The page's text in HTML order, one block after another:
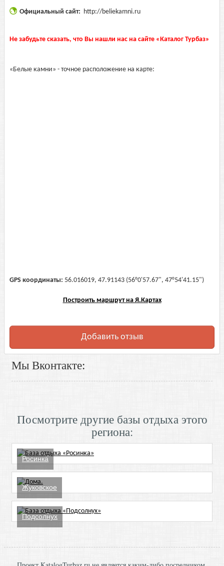
Официальный сайт: http://beliekamni.ru
Не забудьте сказать, что Вы нашли нас на сайте «Каталог Турбаз»
«Белые камни» - точное расположение на карте:
GPS координаты: 56.016019, 47.91143 (56°0'57.67", 47°54'41.15")
Построить маршрут на Я.Картах
Добавить отзыв
Мы Вконтакте:
Посмотрите другие базы отдыха этого
региона:
Росинка
Жуковское
Подсолнух